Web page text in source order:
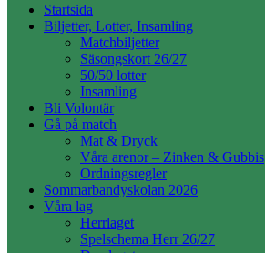
Startsida
Biljetter, Lotter, Insamling
Matchbiljetter
Säsongskort 26/27
50/50 lotter
Insamling
Bli Volontär
Gå på match
Mat & Dryck
Våra arenor – Zinken & Gubbis
Ordningsregler
Sommarbandyskolan 2026
Våra lag
Herrlaget
Spelschema Herr 26/27